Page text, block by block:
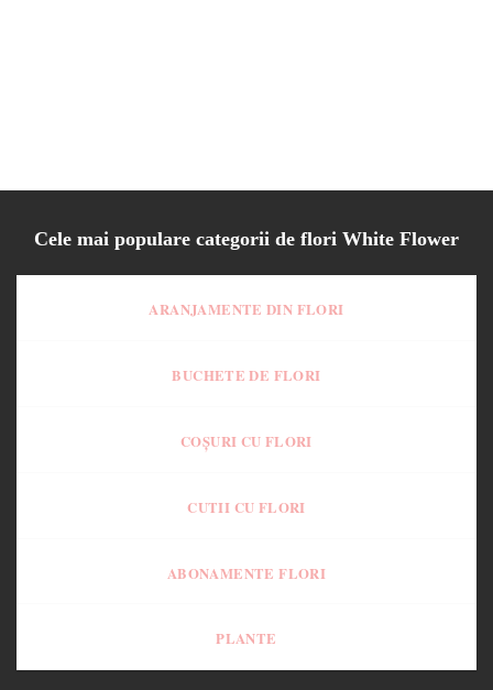
Cele mai populare categorii de flori White Flower
ARANJAMENTE DIN FLORI
BUCHETE DE FLORI
COȘURI CU FLORI
CUTII CU FLORI
ABONAMENTE FLORI
PLANTE